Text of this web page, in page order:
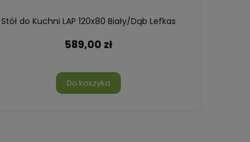
Stół do Kuchni LAP 120x80 Biały/Dąb Lefkas
589,00 zł
Do koszyka